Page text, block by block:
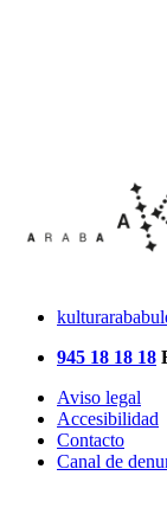
945 18 18 18
Aviso legal
Accesibilidad
Contacto
Canal de